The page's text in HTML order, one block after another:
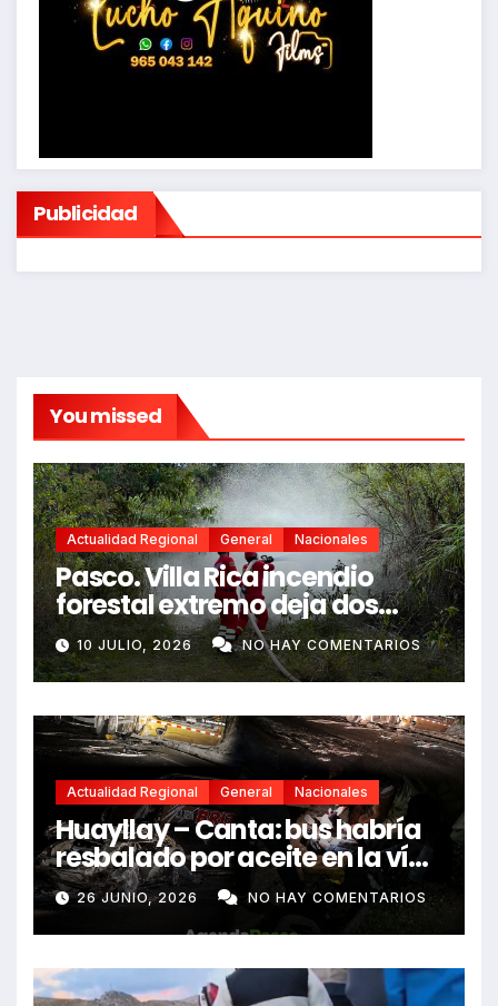
Publicidad
You missed
Actualidad Regional General Nacionales
Pasco. Villa Rica incendio
forestal extremo deja dos
fallecidos y heridos
10 JULIO, 2026 NO HAY COMENTARIOS
Actualidad Regional General Nacionales
Huayllay – Canta: bus habría
resbalado por aceite en la vía
e impactó auto siniestrado
dejando dos fallecidos
26 JUNIO, 2026 NO HAY COMENTARIOS